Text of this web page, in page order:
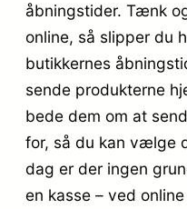
åbningstider. Tænk
online, så slipper du
butikkernes
sende produkterne
bede dem om at
for, så du kan vælge
dag er der ingen
en kasse – ved